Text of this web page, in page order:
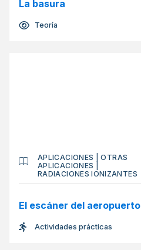
La basura
Teoría
APLICACIONES |OTRAS
APLICACIONES
RADIACIONES IONIZANTES
El escáner del aeropuerto
Actividades prácticas